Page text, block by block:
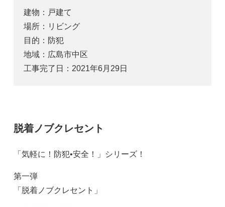
建物： 戸建て
場所： リビング
目的： 防犯
地域： 広島市中区
工事完了日： 2021年6月29日
脱着ノブクレセント
「気軽に！防犯•安全！」シリーズ！
第一弾
「脱着ノブクレセント」